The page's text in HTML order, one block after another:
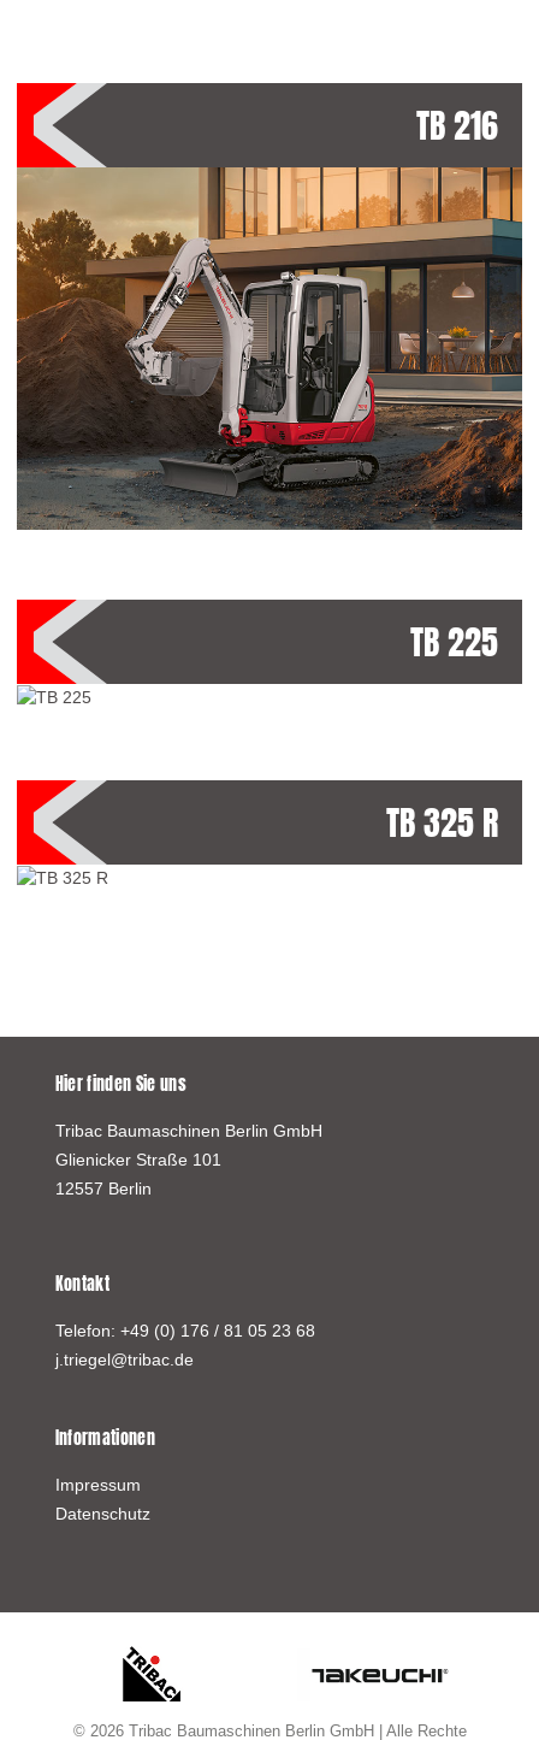
TB 216
TB 225
TB 325 R
Hier finden Sie uns
Tribac Baumaschinen Berlin GmbH
Glienicker Straße 101
12557 Berlin
Kontakt
Telefon: +49 (0) 176 / 81 05 23 68
j.triegel@tribac.de
Informationen
Impressum
Datenschutz
© 2026 Tribac Baumaschinen Berlin GmbH | Alle Rechte